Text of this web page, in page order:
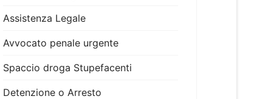
Assistenza Legale
Avvocato penale urgente
Spaccio droga Stupefacenti
Detenzione o Arresto